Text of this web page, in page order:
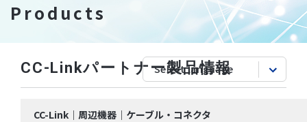
Products
CC-Linkパートナー製品情報
CC-Link｜周辺機器｜ケーブル・コネクタ